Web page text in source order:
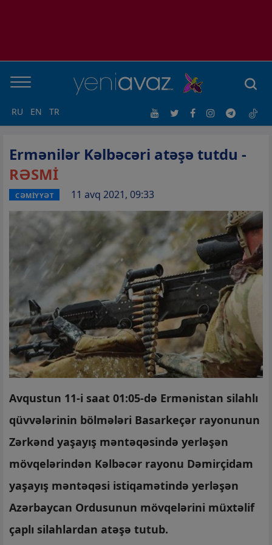
RU EN TR
Ermənilər Kəlbəcəri atəşə tutdu -
RƏSMİ
CƏMİYYƏT 11 avq 2021, 09:33
Avqustun 11-i saat 01:05-də Ermənistan silahlı
qüvvələrinin bölmələri Basarkeçər rayonunun
Zərkənd yaşayış məntəqəsində yerləşən
mövqelərindən Kəlbəcər rayonu Dəmirçidam
yaşayış məntəqəsi istiqamətində yerləşən
Azərbaycan Ordusunun mövqelərini müxtəlif
çaplı silahlardan atəşə tutub.